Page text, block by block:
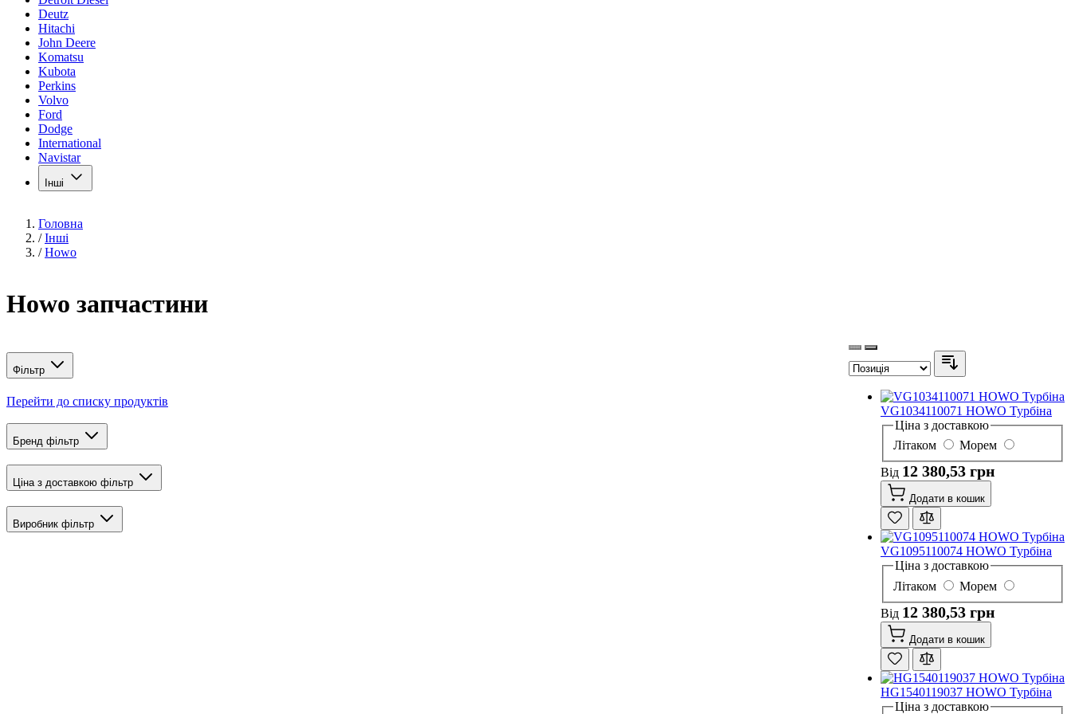
Deutz
Hitachi
John Deere
Komatsu
Kubota
Perkins
Volvo
Ford
Dodge
International
Navistar
Інші
Головна
/ Інші
/ Howo
Howo запчастини
Фільтр
Перейти до списку продуктів
Бренд фільтр
Ціна з доставкою фільтр
Виробник фільтр
VG1034110071 HOWO Турбіна
Ціна з доставкою
Літаком
Морем
Від 12 380,53 грн
Додати в кошик
VG1095110074 HOWO Турбіна
Ціна з доставкою
Літаком
Морем
Від 12 380,53 грн
Додати в кошик
HG1540119037 HOWO Турбіна
Ціна з доставкою